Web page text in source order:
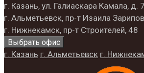
г. Казань, ул. Галиаскара Камала, д.
г. Альметьевск, пр-т Изаила
г. Нижнекамск, пр-т Строителей, 48
Выбрать офис
г. Казань г. Альметьевск г.